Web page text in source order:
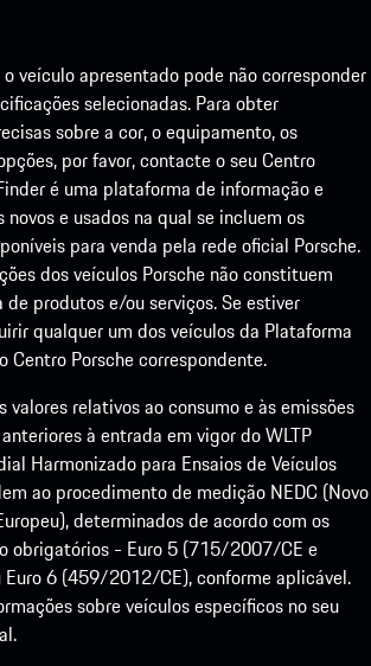
veículo apresentado pode não corresponder
selecionadas. Para obter
sobre a cor, o equipamento, os
por favor, contacte o seu Centro
é uma plataforma de informação e
e usados na qual se incluem os
para venda pela rede oficial Porsche.
dos veículos Porsche não constituem
produtos e/ou serviços. Se estiver
qualquer um dos veículos da Plataforma
Centro Porsche correspondente.
valores relativos ao consumo e às emissões
à entrada em vigor do WLTP
Harmonizado para Ensaios de Veículos
ao procedimento de medição NEDC (Novo
determinados de acordo com os
obrigatórios - Euro 5 (715/2007/CE e
6 (459/2012/CE), conforme aplicável.
sobre veículos específicos no seu